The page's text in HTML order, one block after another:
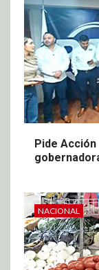
Pide
NACIONAL